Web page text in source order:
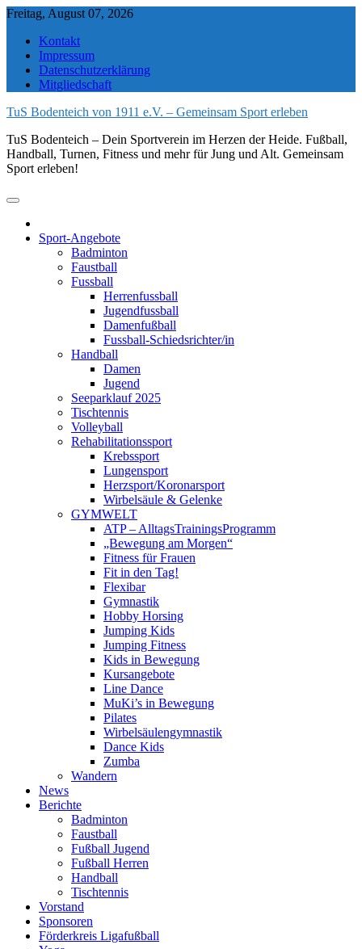
Skip
content
Freitag, August 07, 2026
Kontakt
Impressum
Datenschutzerklärung
Mitgliedschaft
TuS Bodenteich von 1911 e.V. – Gemeinsam Sport erleben
TuS Bodenteich – Dein Sportverein im Herzen der Heide. Fußball,
Handball, Turnen, Fitness und mehr für Jung und Alt. Gemeinsam
Sport erleben!
Sport-Angebote
Badminton
Faustball
Fussball
Herrenfussball
Jugendfussball
Damenfußball
Fussball-Schiedsrichter/in
Handball
Damen
Jugend
Seeparklauf 2025
Tischtennis
Volleyball
Rehabilitationssport
Krebssport
Lungensport
Herzsport/Koronarsport
Wirbelsäule & Gelenke
GYMWELT
ATP – AlltagsTrainingsProgramm
„Bewegung am Morgen“
Fitness für Frauen
Fit in den Tag!
Flexibar
Gymnastik
Hobby Horsing
Jumping Kids
Jumping Fitness
Kids in Bewegung
Kursangebote
Line Dance
MuKi’s in Bewegung
Pilates
Wirbelsäulengymnastik
Dance Kids
Zumba
Wandern
News
Berichte
Badminton
Faustball
Fußball Jugend
Fußball Herren
Handball
Tischtennis
Vorstand
Sponsoren
Förderkreis Ligafußball